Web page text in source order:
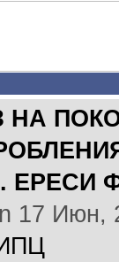
НА
ЕРЕСИ
17 Июн,